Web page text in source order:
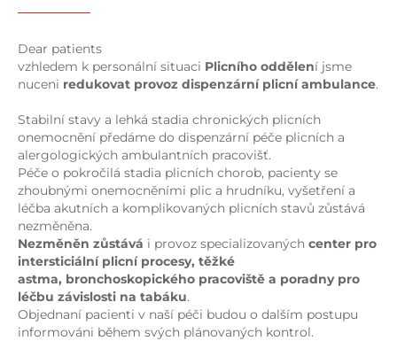
Dear patients
vzhledem k personální situaci Plicního oddělení jsme
nuceni redukovat provoz dispenzární plicní ambulance.
Stabilní stavy a lehká stadia chronických plicních
onemocnění předáme do dispenzární péče plicních a
alergologických ambulantních pracovišť.
Péče o pokročilá stadia plicních chorob, pacienty se
zhoubnými onemocněními plic a hrudníku, vyšetření a
léčba akutních a komplikovaných plicních stavů zůstává
nezměněna.
Nezměněn zůstává i provoz specializovaných center pro
intersticiální plicní procesy, těžké
astma, bronchoskopického pracoviště a poradny pro
léčbu závislosti na tabáku.
Objednaní pacienti v naší péči budou o dalším postupu
informováni během svých plánovaných kontrol.